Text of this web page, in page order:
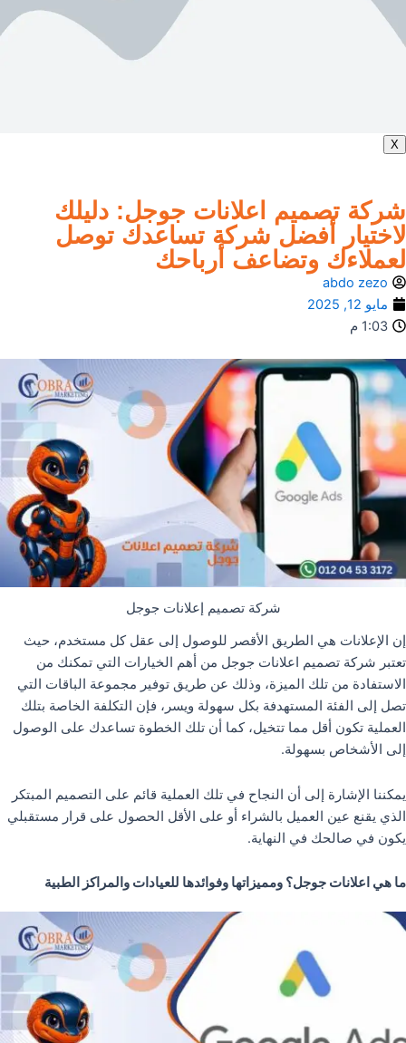
X
شركة تصميم اعلانات جوجل: دليلك
لاختيار أفضل شركة تساعدك توصل
لعملاءك وتضاعف أرباحك
abdo zezo
مايو 12, 2025
1:03 م
شركة تصميم إعلانات جوجل
إن الإعلانات هي الطريق الأقصر للوصول إلى عقل كل مستخدم، حيث
تعتبر شركة تصميم اعلانات جوجل من أهم الخيارات التي تمكنك من
الاستفادة من تلك الميزة، وذلك عن طريق توفير مجموعة الباقات التي
تصل إلى الفئة المستهدفة بكل سهولة ويسر، فإن التكلفة الخاصة بتلك
العملية تكون أقل مما تتخيل، كما أن تلك الخطوة تساعدك على الوصول
إلى الأشخاص بسهولة.
يمكننا الإشارة إلى أن النجاح في تلك العملية قائم على التصميم المبتكر
الذي يقنع عين العميل بالشراء أو على الأقل الحصول على قرار مستقبلي
يكون في صالحك في النهاية.
ما هي اعلانات جوجل؟ ومميزاتها وفوائدها للعيادات والمراكز الطبية